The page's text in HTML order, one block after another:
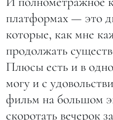
платформах — это
которые, как мне
продолжать
Плюсы есть и в
могу и с
фильм на большом
скоротать вечерок